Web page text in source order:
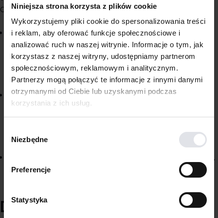
Niniejsza strona korzysta z plików cookie
Wykorzystujemy pliki cookie do spersonalizowania treści
i reklam, aby oferować funkcje społecznościowe i
analizować ruch w naszej witrynie. Informacje o tym, jak
korzystasz z naszej witryny, udostępniamy partnerom
społecznościowym, reklamowym i analitycznym.
Partnerzy mogą połączyć te informacje z innymi danymi
otrzymanymi od Ciebie lub uzyskanymi podczas
korzystania z ich usług.
zgody
Niezbędne
Preferencje
Statystyka
Oto kilka kryteriów, którymi warto się kierować przy wyborze:
Znaczenie dla odbiorców– Wybierz projekty, które są
istotne dla rodzaju pracy, którą chcesz wykonywać lub
stanowiska, o które się ubiegasz. Jeśli celujesz w konkretną
branżę lub rolę, uwzględnij projekty, które prezentują
twoje umiejętności w tym obszarze.
Zaprezentuj swoje najlepsze umiejętności– dołącz
prace, które podkreślają twoje najmocniejsze umiejętności
i obszary wiedzy. Mogą to być projekty, w których wykazałxś
się kreatywnością, umiejętnością rozwiązywania problemów
lub technicznym wykonaniem.
– pokaż projekty,
które stanowiły wyzwanie lub wymagały szczególnych
ze złożonymi zadaniami i nieszablonowego myślenia.
Dlaczego warto studiować